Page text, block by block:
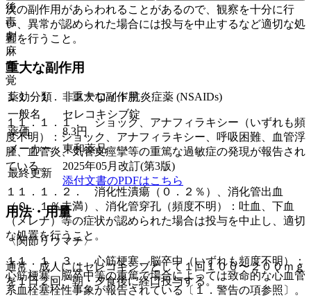
次の副作用があらわれることがあるので、観察を十分に行
い、異常が認められた場合には投与を中止するなど適切な処
置を行うこと。
重大な副作用
１１．１． 重大な副作用
１１．１．１． ショック、アナフィラキシー（いずれも頻
度不明）：ショック、アナフィラキシー、呼吸困難、血管浮
腫、血管炎、気管支痙攣等の重篤な過敏症の発現が報告され
ている。
１１．１．２． 消化性潰瘍（０．２％）、消化管出血
（０．１％未満）、消化管穿孔（頻度不明）：吐血、下血
（メレナ）等の症状が認められた場合は投与を中止し、適切
な処置を行うこと。
１１．１．３． 心筋梗塞、脳卒中（いずれも頻度不明）：
心筋梗塞、脳卒中等の重篤で場合によっては致命的な心血管
系血栓塞栓性事象が報告されている〔１．警告の項参照〕。
後
毒
劇
麻
向
覚
薬効分類
非ステロイド抗炎症薬 (NSAIDs)
一般名
セレコキシブ錠
薬価
8.3円
メーカー
東和薬品
最終更新
2025年05月改訂(第3版)
添付文書のPDFはこちら
用法・用量
〈関節リウマチ〉
通常、成人にはセレコキシブとして１回１００〜２００ｍｇ
を１日２回、朝・夕食後に経口投与する。